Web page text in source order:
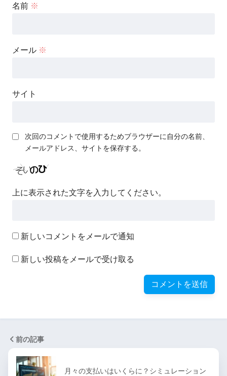
名前 ※
メール ※
サイト
次回のコメントで使用するためブラウザーに自分の名前、
メールアドレス、サイトを保存する。
上に表示された文字を入力してください。
新しいコメントをメールで通知
新しい投稿をメールで受け取る
前の記事
月々の支払いはいくらに？シミュレーション